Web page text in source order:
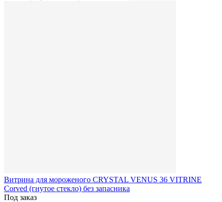
Витрина для мороженого CRYSTAL VENUS 36 VITRINE
Corved (гнутое стекло) без запасника
Под заказ